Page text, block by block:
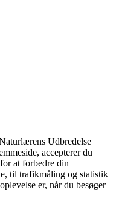
Udbredelse
accepterer du
at forbedre din
til trafikmåling og statistik
er, når du besøger